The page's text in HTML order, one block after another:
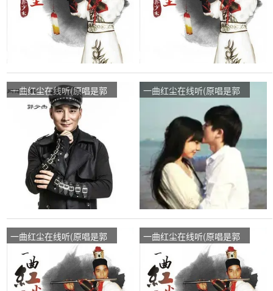
一曲红尘在线听(原唱是郭
少杰)，幸运流星(暂离)演唱
点播:300次
一曲红尘在线听(原唱是郭
少杰)，一路上有你演唱点
播:288次
一曲红尘在线听(原唱是郭
少杰)，骑着看夕阳演唱点
播:14次
一曲红尘在线听(原唱是郭
少杰)，春风演唱点播:16次